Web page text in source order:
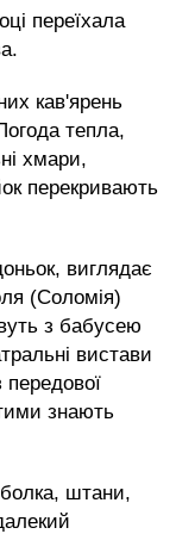
переїхала
кав'ярень
тепла,
хмари,
перекривають
виглядає
(Соломія)
з бабусею
вистави
передової
знають
штани,